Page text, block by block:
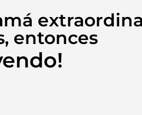
entonces